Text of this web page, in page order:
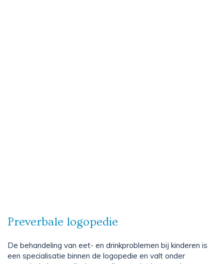
Preverbale logopedie
De behandeling van eet- en drinkproblemen bij kinderen is
een specialisatie binnen de logopedie en valt onder